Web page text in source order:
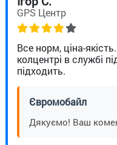
GPS Центр
Все норм, ціна-
колцентрі в службі
підходить.
Євромобайл
Дякуємо! Ваш